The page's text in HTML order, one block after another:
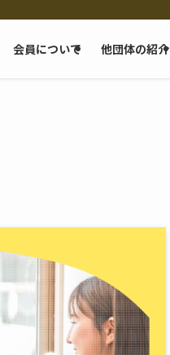
会員について 他団体の紹介